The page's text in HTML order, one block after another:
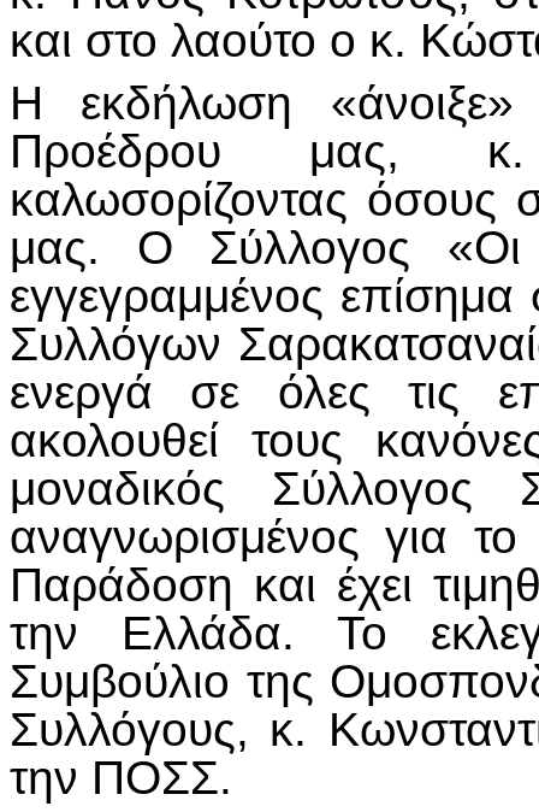
και στο λαούτο ο κ.
Η εκδήλωση «άνοιξε»
Προέδρου μας, κ.
καλωσορίζοντας όσους
μας. Ο Σύλλογος «Οι
εγγεγραμμένος
Συλλόγων
ενεργά σε όλες τις
ακολουθεί τους
μοναδικός Σύλλογος
αναγνωρισμένος για
Παράδοση και έχει
την Ελλάδα. Το
Συμβούλιο της
Συλλόγους, κ.
την ΠΟΣΣ.